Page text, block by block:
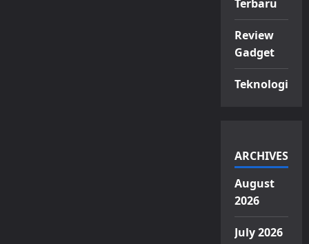
Terbaru
Review
Gadget
Teknologi
ARCHIVES
August
2026
July 2026